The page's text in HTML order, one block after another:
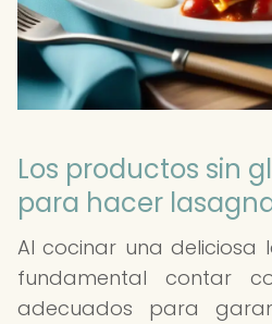
Los productos sin
para hacer
Al cocinar una deliciosa
fundamental contar
adecuados para